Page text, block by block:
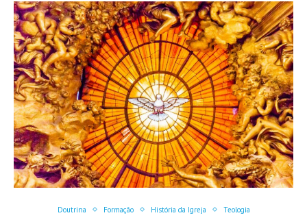
Doutrina Formação História da Igreja Teologia